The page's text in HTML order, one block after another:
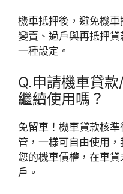
機車抵押後，避免機
變賣、過戶與再抵押
一種設定。
Q.申請機車貸
繼續使用嗎？
免留車！機車貸款核
管，一樣可自由使用
您的機車債權，在車
戶。